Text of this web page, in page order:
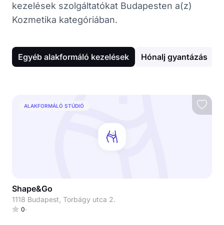
kezelések szolgáltatókat Budapesten a(z)
Kozmetika kategóriában.
Egyéb alakformáló kezelések Hónalj gyantázás
ALAKFORMÁLÓ STÚDIÓ
Shape&Go
1118 Budapest, Torbágy utca 2.
0